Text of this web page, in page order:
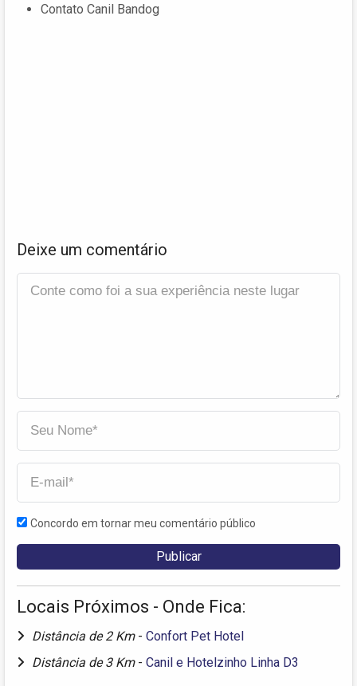
Contato Canil Bandog
Deixe um comentário
Concordo em tornar meu comentário público
Locais Próximos - Onde Fica:
Distância de 2 Km - Confort Pet Hotel
Distância de 3 Km - Canil e Hotelzinho Linha D3